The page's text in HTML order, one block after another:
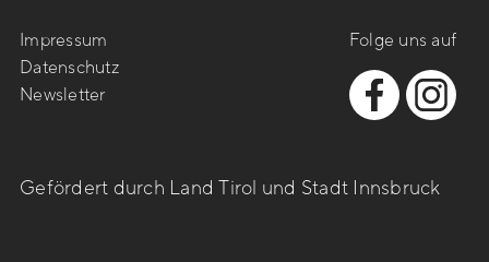
Impressum
Datenschutz
Newsletter
Folge uns auf
Gefördert durch Land Tirol und Stadt Innsbruck